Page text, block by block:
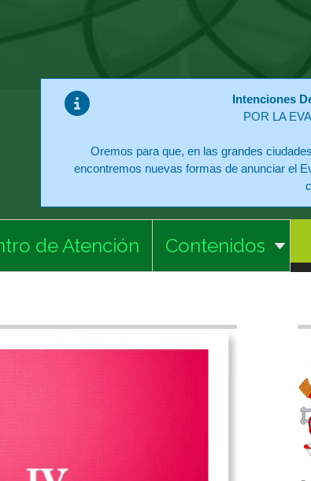
Intenciones
POR LA
Oremos para que, en las grandes
encontremos nuevas formas de anunciar el
de Atención Contenidos